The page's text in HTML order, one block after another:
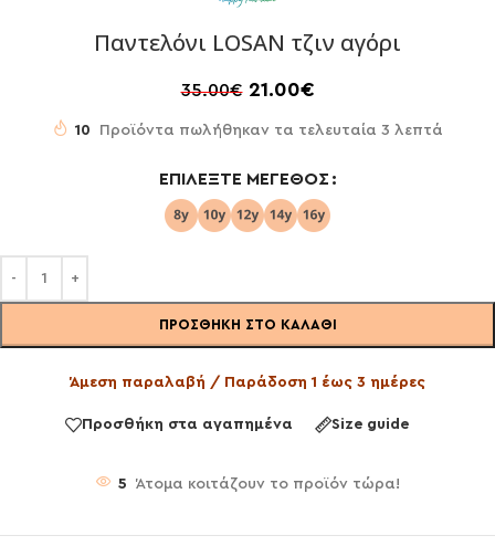
Παντελόνι LOSAN τζιν αγόρι
35.00€ 21.00€
10 Προϊόντα πωλήθηκαν τα τελευταία 3 λεπτά
ΕΠΙΛΈΞΤΕ ΜΈΓΕΘΟΣ
ΠΡΟΣΘΉΚΗ ΣΤΟ ΚΑΛΆΘΙ
Άμεση παραλαβή / Παράδοση 1 έως 3 ημέρες
Προσθήκη στα αγαπημένα Size guide
5 Άτομα κοιτάζουν το προϊόν τώρα!